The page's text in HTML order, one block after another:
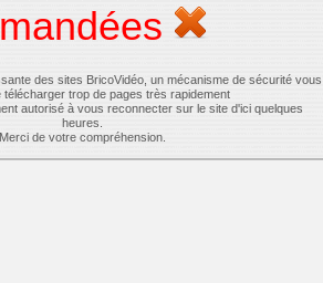
des sites BricoVidéo, un mécanisme de sécurité vous
télécharger trop de pages très rapidement
autorisé à vous reconnecter sur le site d'ici quelques
heures.
Merci de votre compréhension.